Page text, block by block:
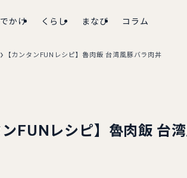
かけ くらし まなび コラム
【カンタンFUNレシピ】魯肉飯 台湾風豚バラ肉丼
ンFUNレシピ】魯肉飯 台